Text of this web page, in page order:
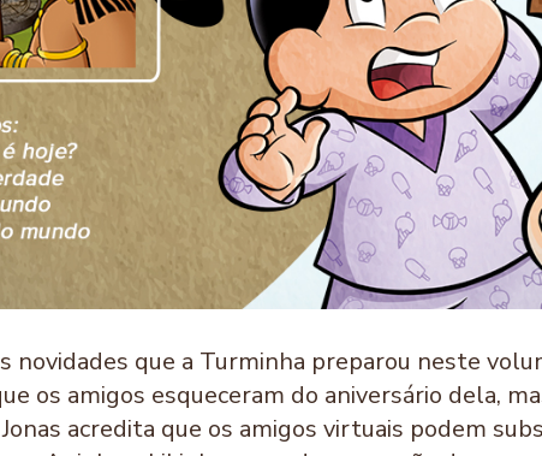
novidades que a Turminha preparou neste
os amigos esqueceram do aniversário dela,
Jonas acredita que os amigos virtuais podem